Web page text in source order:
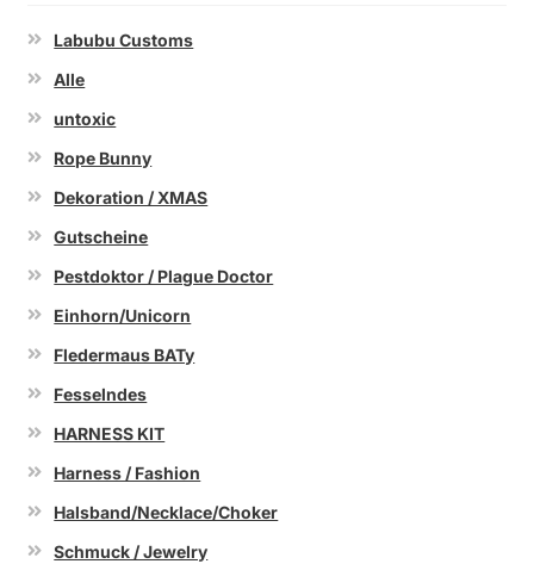
Labubu Customs
Alle
untoxic
Rope Bunny
Dekoration / XMAS
Gutscheine
Pestdoktor / Plague Doctor
Einhorn/Unicorn
Fledermaus BATy
Fesselndes
HARNESS KIT
Harness / Fashion
Halsband/Necklace/Choker
Schmuck / Jewelry